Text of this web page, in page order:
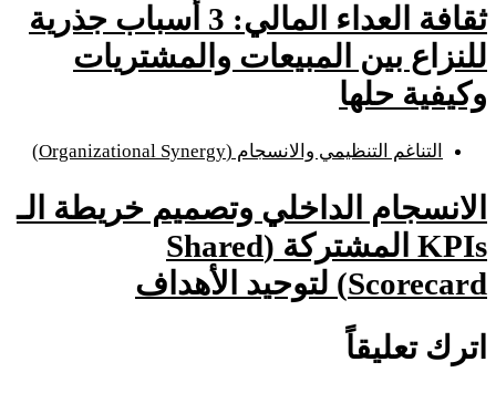
ثقافة العداء المالي: 3 أسباب جذرية
للنزاع بين المبيعات والمشتريات
وكيفية حلها
التناغم التنظيمي والانسجام (Organizational Synergy)
الانسجام الداخلي وتصميم خريطة الـ
KPIs المشتركة (Shared
Scorecard) لتوحيد الأهداف
اترك تعليقاً